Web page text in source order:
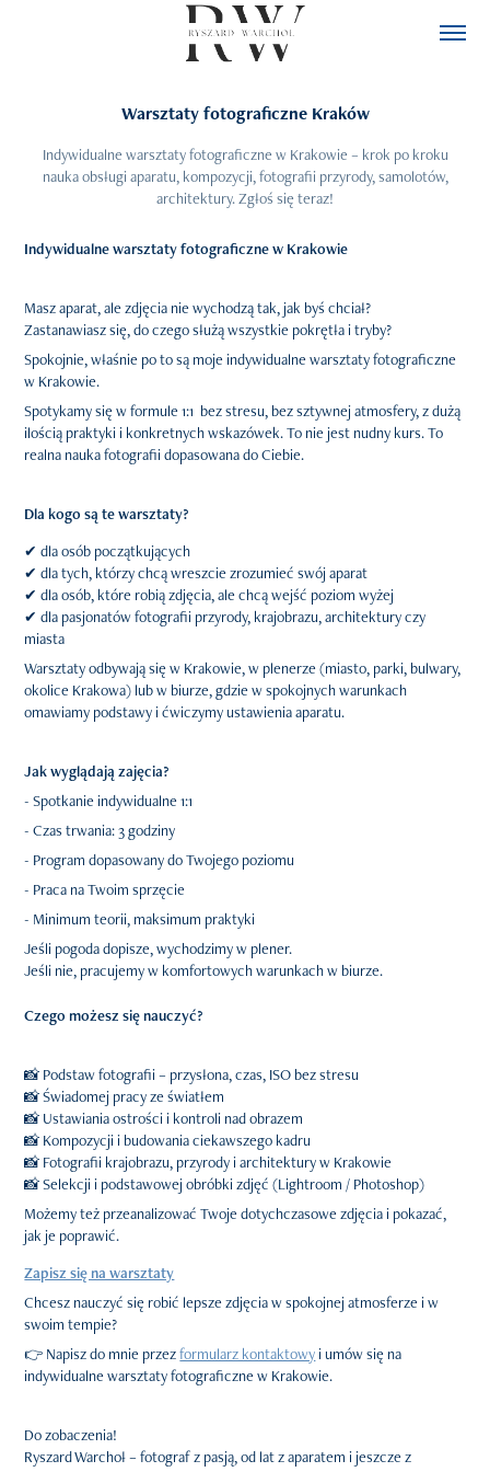
Warsztaty fotograficzne Kraków
Indywidualne warsztaty fotograficzne w Krakowie – krok po kroku
nauka obsługi aparatu, kompozycji, fotografii przyrody, samolotów,
architektury. Zgłoś się teraz!
Indywidualne warsztaty fotograficzne w Krakowie
Masz aparat, ale zdjęcia nie wychodzą tak, jak byś chciał?
Zastanawiasz się, do czego służą wszystkie pokrętła i tryby?
Spokojnie, właśnie po to są moje indywidualne warsztaty fotograficzne
w Krakowie.
Spotykamy się w formule 1:1 bez stresu, bez sztywnej atmosfery, z dużą
ilością praktyki i konkretnych wskazówek. To nie jest nudny kurs. To
realna nauka fotografii dopasowana do Ciebie.
Dla kogo są te warsztaty?
✔ dla osób początkujących
✔ dla tych, którzy chcą wreszcie zrozumieć swój aparat
✔ dla osób, które robią zdjęcia, ale chcą wejść poziom wyżej
✔ dla pasjonatów fotografii przyrody, krajobrazu, architektury czy
miasta
Warsztaty odbywają się w Krakowie, w plenerze (miasto, parki, bulwary,
okolice Krakowa) lub w biurze, gdzie w spokojnych warunkach
omawiamy podstawy i ćwiczymy ustawienia aparatu.
Jak wyglądają zajęcia?
- Spotkanie indywidualne 1:1
- Czas trwania: 3 godziny
- Program dopasowany do Twojego poziomu
- Praca na Twoim sprzęcie
- Minimum teorii, maksimum praktyki
Jeśli pogoda dopisze, wychodzimy w plener.
Jeśli nie, pracujemy w komfortowych warunkach w biurze.
Czego możesz się nauczyć?
📸 Podstaw fotografii – przysłona, czas, ISO bez stresu
📸 Świadomej pracy ze światłem
📸 Ustawiania ostrości i kontroli nad obrazem
📸 Kompozycji i budowania ciekawszego kadru
📸 Fotografii krajobrazu, przyrody i architektury w Krakowie
📸 Selekcji i podstawowej obróbki zdjęć (Lightroom / Photoshop)
Możemy też przeanalizować Twoje dotychczasowe zdjęcia i pokazać,
jak je poprawić.
Zapisz się na warsztaty
Chcesz nauczyć się robić lepsze zdjęcia w spokojnej atmosferze i w
swoim tempie?
👉 Napisz do mnie przezformularz kontaktowyi umów się na
indywidualne warsztaty fotograficzne w Krakowie.
Do zobaczenia!
Ryszard Warchoł – fotograf z pasją, od lat z aparatem i jeszcze z